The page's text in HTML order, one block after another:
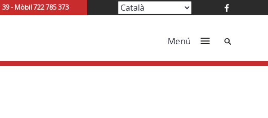
- Mòbil 722 785 373
Menú Cerca